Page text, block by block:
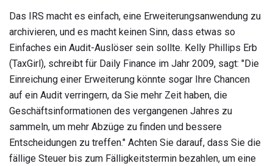
Das IRS macht es einfach, eine Erweiterungsanwendung zu
archivieren, und es macht keinen Sinn, dass etwas so
Einfaches ein Audit-Auslöser sein sollte. Kelly Phillips Erb
(TaxGirl), schreibt für Daily Finance im Jahr 2009, sagt: "Die
Einreichung einer Erweiterung könnte sogar Ihre Chancen
auf ein Audit verringern, da Sie mehr Zeit haben, die
Geschäftsinformationen des vergangenen Jahres zu
sammeln, um mehr Abzüge zu finden und bessere
Entscheidungen zu treffen." Achten Sie darauf, dass Sie die
fällige Steuer bis zum Fälligkeitstermin bezahlen, um eine